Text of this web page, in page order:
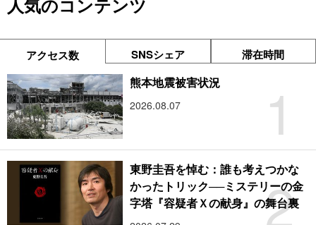
アクセス数 SNSシェア 滞在時間
1
熊本地震被害状況
2026.08.07
2
東野圭吾を悼む：誰も考えつかな
かったトリック──ミステリーの金
字塔『容疑者Ｘの献身』の舞台裏